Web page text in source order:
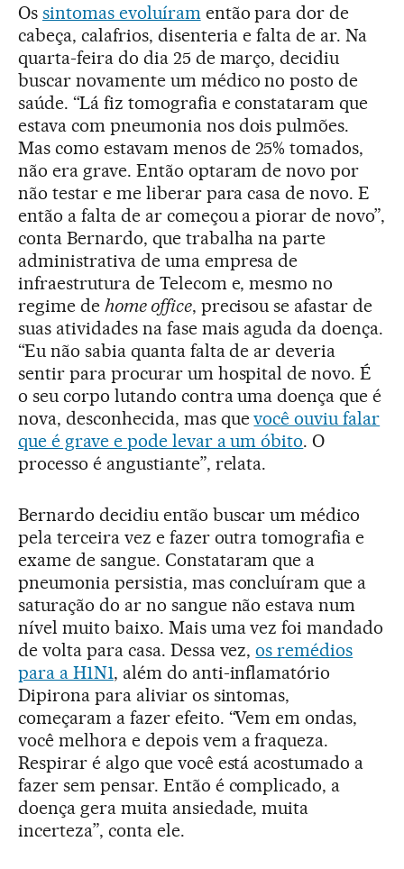
Os sintomas evoluíram então para dor de
cabeça, calafrios, disenteria e falta de ar. Na
quarta-feira do dia 25 de março, decidiu
buscar novamente um médico no posto de
saúde. “Lá fiz tomografia e constataram que
estava com pneumonia nos dois pulmões.
Mas como estavam menos de 25% tomados,
não era grave. Então optaram de novo por
não testar e me liberar para casa de novo. E
então a falta de ar começou a piorar de novo”,
conta Bernardo, que trabalha na parte
administrativa de uma empresa de
infraestrutura de Telecom e, mesmo no
regime de home office, precisou se afastar de
suas atividades na fase mais aguda da doença.
“Eu não sabia quanta falta de ar deveria
sentir para procurar um hospital de novo. É
o seu corpo lutando contra uma doença que é
nova, desconhecida, mas quevocê ouviu falar
que é grave e pode levar a um óbito. O
processo é angustiante”, relata.
Bernardo decidiu então buscar um médico
pela terceira vez e fazer outra tomografia e
exame de sangue. Constataram que a
pneumonia persistia, mas concluíram que a
saturação do ar no sangue não estava num
nível muito baixo. Mais uma vez foi mandado
de volta para casa. Dessa vez,os remédios
para a H1N1, além do anti-inflamatório
Dipirona para aliviar os sintomas,
começaram a fazer efeito. “Vem em ondas,
você melhora e depois vem a fraqueza.
Respirar é algo que você está acostumado a
fazer sem pensar. Então é complicado, a
doença gera muita ansiedade, muita
incerteza”, conta ele.